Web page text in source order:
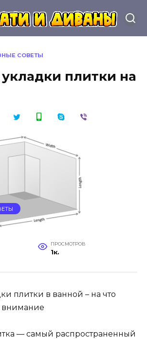
СОВЕТЫ
плитки на
ПРОСМОТРОВ
1к.
плитки в ванной – на что
внимание
— самый распространенный